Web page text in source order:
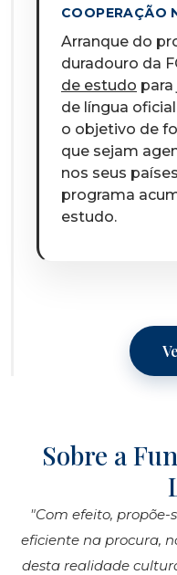
COOPERAÇÃO
Arranque do
duradouro da
de estudo
de língua
o objetivo de
que sejam
nos seus
programa
estudo.
Sobre a
"Com efeito,
eficiente na procura,
desta realidade